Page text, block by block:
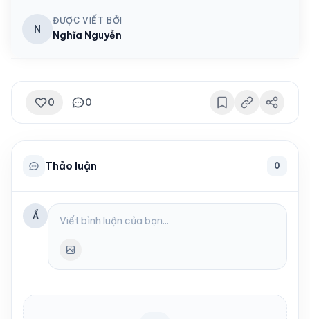
N
ĐƯỢC VIẾT BỞI
Nghĩa Nguyễn
0 0
Thảo luận 0
Ẩ